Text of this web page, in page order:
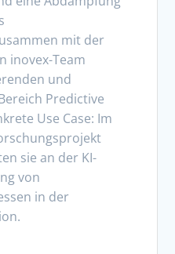
mit der
inovex-Team
und
Predictive
Use Case: Im
sie an der KI-
von
in der